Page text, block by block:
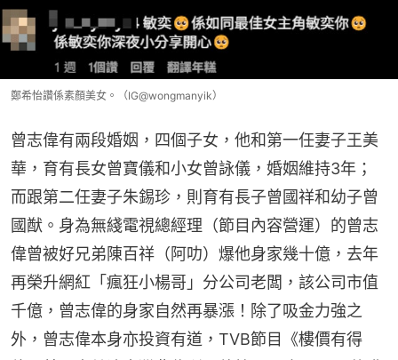
鄭希怡讚係素顏美女。（IG@wongmanyik）
曾志偉有兩段婚姻，四個子女，他和第一任妻子王美
華，育有長女曾寶儀和小女曾詠儀，婚姻維持3年；
而跟第二任妻子朱錫珍，則育有長子曾國祥和幼子曾
國猷。身為無綫電視總經理（節目內容營運）的曾志
偉曾被好兄弟陳百祥（阿叻）爆他身家幾十億，去年
再榮升網紅「瘋狂小楊哥」分公司老闆，該公司市值
千億，曾志偉的身家自然再暴漲！除了吸金力強之
外，曾志偉本身亦投資有道，TVB節目《樓價有得